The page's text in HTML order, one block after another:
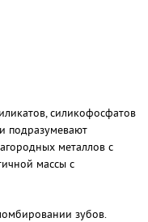
силикофосфатов
подразумевают
металлов с
массы с
зубов.